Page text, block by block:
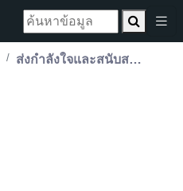
ส่งกำลังใจและสนับสนุนภารกิจช่วยเหลือผู้ประสบอุทกภัยจังหวัดสงขลา